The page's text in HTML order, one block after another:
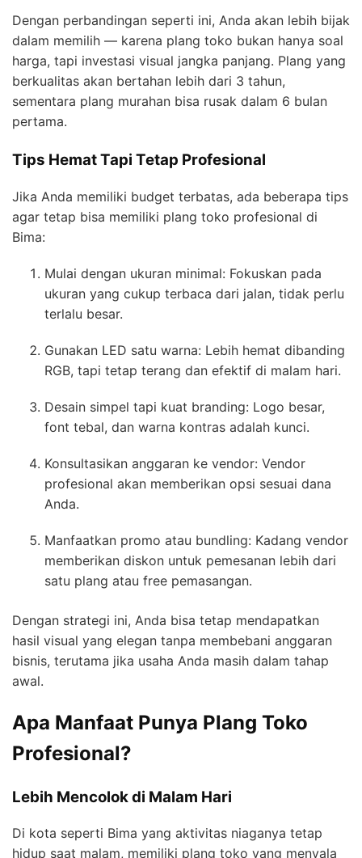
Dengan perbandingan seperti ini, Anda akan lebih bijak
dalam memilih — karena plang toko bukan hanya soal
harga, tapi investasi visual jangka panjang. Plang yang
berkualitas akan bertahan lebih dari 3 tahun,
sementara plang murahan bisa rusak dalam 6 bulan
pertama.
Tips Hemat Tapi Tetap Profesional
Jika Anda memiliki budget terbatas, ada beberapa tips
agar tetap bisa memiliki plang toko profesional di
Bima:
Mulai dengan ukuran minimal: Fokuskan pada
ukuran yang cukup terbaca dari jalan, tidak perlu
terlalu besar.
Gunakan LED satu warna: Lebih hemat dibanding
RGB, tapi tetap terang dan efektif di malam hari.
Desain simpel tapi kuat branding: Logo besar,
font tebal, dan warna kontras adalah kunci.
Konsultasikan anggaran ke vendor: Vendor
profesional akan memberikan opsi sesuai dana
Anda.
Manfaatkan promo atau bundling: Kadang vendor
memberikan diskon untuk pemesanan lebih dari
satu plang atau free pemasangan.
Dengan strategi ini, Anda bisa tetap mendapatkan
hasil visual yang elegan tanpa membebani anggaran
bisnis, terutama jika usaha Anda masih dalam tahap
awal.
Apa Manfaat Punya Plang Toko
Profesional?
Lebih Mencolok di Malam Hari
Di kota seperti Bima yang aktivitas niaganya tetap
hidup saat malam, memiliki plang toko yang menyala